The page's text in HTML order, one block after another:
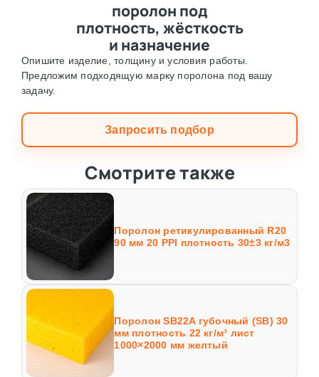
поролон под
плотность, жёсткость
и назначение
Опишите изделие, толщину и условия работы.
Предложим подходящую марку поролона под вашу
задачу.
Запросить подбор
Смотрите также
Поролон ретикулированный R20
90 мм 20 PPI плотность 30±3 кг/м3
Поролон SB22A губочный (SB) 30
мм плотность 22 кг/м³ лист
1000×2000 мм желтый